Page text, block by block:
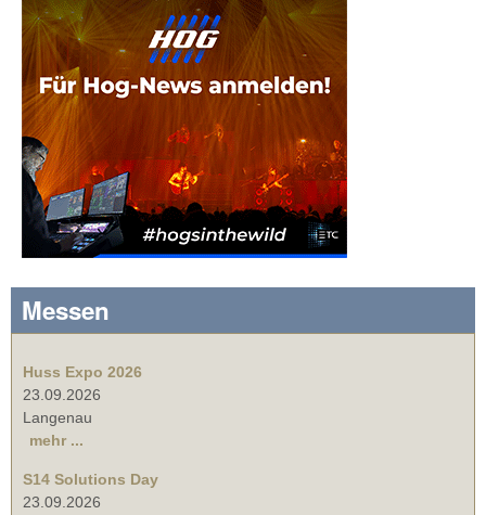
Messen
Huss Expo 2026
23.09.2026
Langenau
mehr ...
S14 Solutions Day
23.09.2026